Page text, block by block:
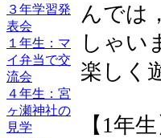
３年学習発
表会
１年生：マ
イ弁当で交
流会
４年生：宮
ヶ瀬神社の
見学
んでは
しゃい
楽しく
【1年